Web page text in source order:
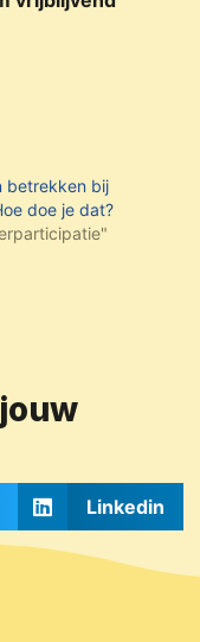
betrekken bij
doe je dat?
Linkedin